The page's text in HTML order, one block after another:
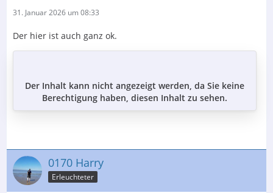
31. Januar 2026 um 08:33
Der hier ist auch ganz ok.
Der Inhalt kann nicht angezeigt werden, da Sie keine
Berechtigung haben, diesen Inhalt zu sehen.
0170 Harry
Erleuchteter